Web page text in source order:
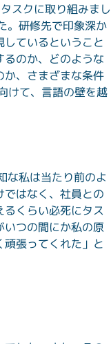
スクに取り組みまし
。研修先で印象深か
ているということ
のか、どのような
か、さまざまな条件
けて、言語の壁を越
な私は当たり前のよ
はなく、社員との
くらい必死にタス
つの間にか私の原
張ってくれた」と